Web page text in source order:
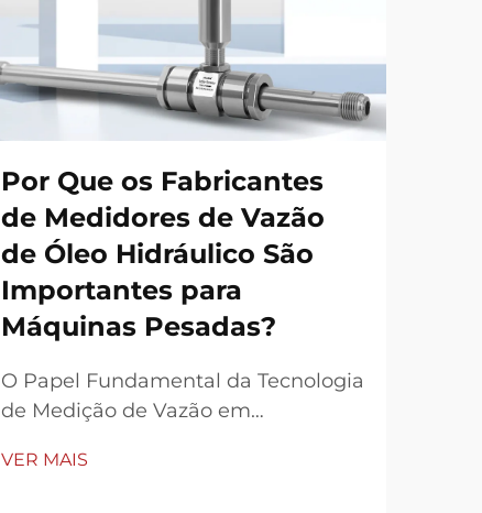
Por Que os Fabricantes
de Medidores de Vazão
de Óleo Hidráulico São
Importantes para
Máquinas Pesadas?
O Papel Fundamental da Tecnologia
de Medição de Vazão em
No cenário em constante evolução
VER MAIS